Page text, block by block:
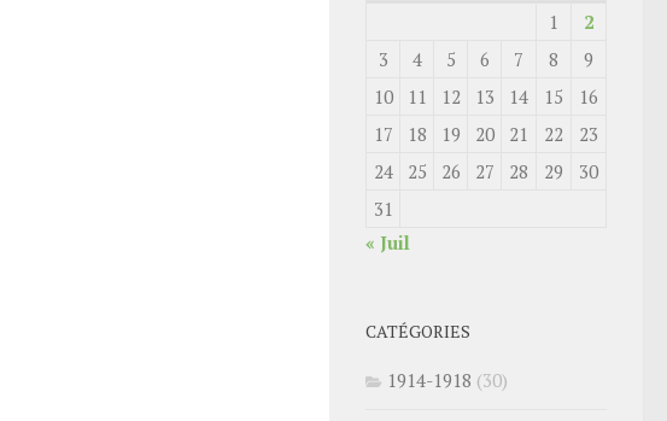
1
2
3
4 5 6 7 8
9
10
11 12 13 14 15
16
17
18 19 20 21 22
23
24
25 26 27 28 29
30
31
« Juil
CATÉGORIES
1914-1918 (30)